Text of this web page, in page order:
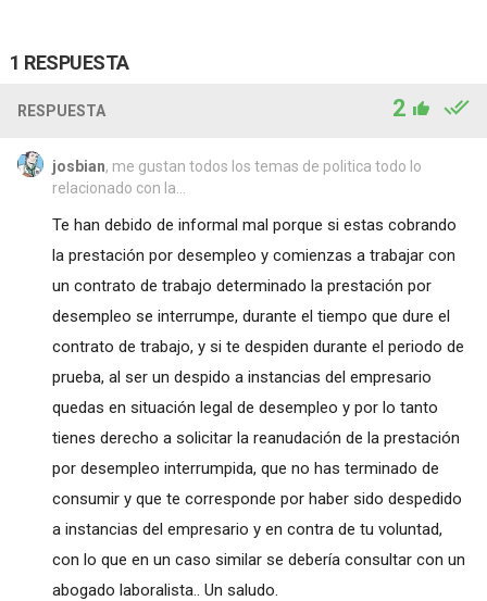
1 RESPUESTA
RESPUESTA 2
josbian, me gustan todos los temas de politica todo lo
relacionado con la...
Te han debido de informal mal porque si estas cobrando
la prestación por desempleo y comienzas a trabajar con
un contrato de trabajo determinado la prestación por
desempleo se interrumpe, durante el tiempo que dure el
contrato de trabajo, y si te despiden durante el periodo de
prueba, al ser un despido a instancias del empresario
quedas en situación legal de desempleo y por lo tanto
tienes derecho a solicitar la reanudación de la prestación
por desempleo interrumpida, que no has terminado de
consumir y que te corresponde por haber sido despedido
a instancias del empresario y en contra de tu voluntad,
con lo que en un caso similar se debería consultar con un
abogado laboralista.. Un saludo.